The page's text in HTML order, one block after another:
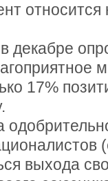
относится
декабре
17%
выхода